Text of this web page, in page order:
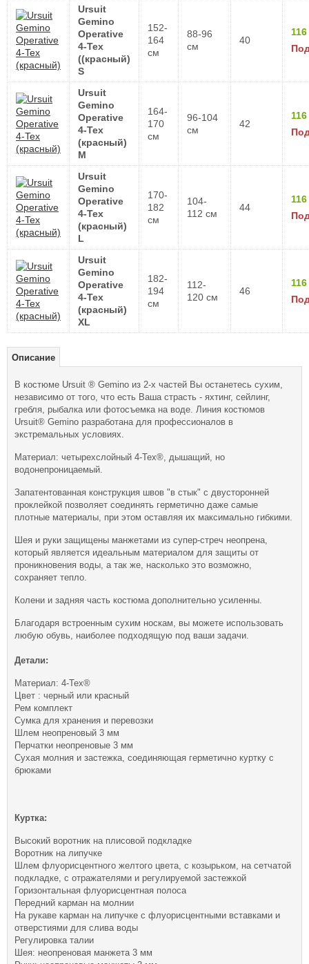
Ursuit
Gemino
Operative
4-Tex
((красный)
S
152-
164
см
88-96
см
40
Ursuit
Gemino
Operative
4-Tex
(красный)
M
164-
170
см
96-104
см
42
Ursuit
Gemino
Operative
4-Tex
(красный)
L
170-
182
см
104-
112 см
44
Ursuit
Gemino
Operative
4-Tex
(красный)
XL
182-
194
см
112-
120 см
46
Описание
В костюме Ursuit ® Gemino из 2-х частей Вы останетесь сухим,
независимо от того, что есть Ваша страсть - яхтинг, сейлинг,
гребля, рыбалка или фотосъемка на воде. Линия костюмов
Ursuit® Gemino разработана для профессионалов в
экстремальных условиях.
Материал: четырехслойный 4-Tex®, дышащий, но
водонепроницаемый.
Запатентованная конструкция швов "в стык" с двусторонней
проклейкой позволяет соединять герметично даже самые
плотные материалы, при этом оставляя их максимально гибкими.
Шея и руки защищены манжетами из супер-стреч неопрена,
который является идеальным материалом для защиты от
проникновения воды, а так же, насколько это возможно,
сохраняет тепло.
Колени и задняя часть костюма дополнительно усиленны.
Благодаря встроенным сухим носкам, вы можете использовать
любую обувь, наиболее подходящую под ваши задачи.
Детали:
Материал: 4-Tex®
Цвет : черный или красный
Рем комплект
Сумка для хранения и перевозки
Шлем неопреновый 3 мм
Перчатки неопреновые 3 мм
Сухая молния и застежка, соединяющая герметично куртку с
брюками
Куртка:
Высокий воротник на плисовой подкладке
Воротник на липучке
Шлем флуорисцентного желтого цвета, с козырьком, на сетчатой
подкладке, с отражателями и регулируемой застежкой
Горизонтальная флуорисцентная полоса
Передний карман на молнии
На рукаве карман на липучке с флуорисцентными вставками и
отверстиями для слива воды
Регулировка талии
Шея: неопреновая манжета 3 мм